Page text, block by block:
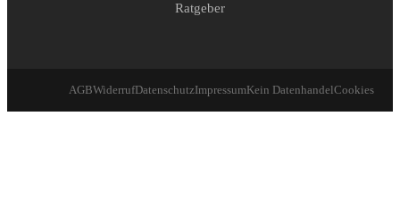
Ratgeber
AGBWiderrufDatenschutzImpressumKein DatenhandelCookies